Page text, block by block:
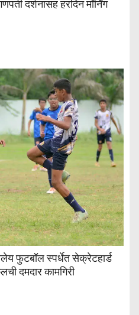
दर्शनासह हरदिन मॉर्निंग
फुटबॉल स्पर्धेत सेक्रेटहार्ड
दमदार कामगिरी